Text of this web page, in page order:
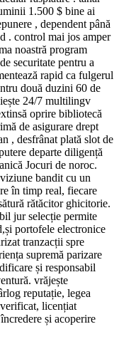
1.500 $ bine ai
, dependent până
. control mai jos amper
noastră program
securitate pentru a
rapid ca fulgerul
două duzini 60 de
24/7 multilingv
oprire bibliotecă
de asigurare drept
, desfrânat plată slot de
departe diligență
Jocuri de noroc.
bandit cu un
în timp real, fiecare
rătăcitor ghicitorie.
jur selecție permite
portofele electronice
tranzacții spre
supremă parizare
și responsabil
vrăjește
reputație, legea
licențiat
și acoperire